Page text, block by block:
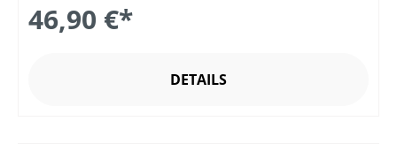
46,90 €*
DETAILS